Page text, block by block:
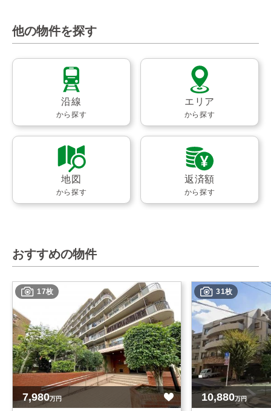
他の物件を探す
沿線
から探す
エリア
から探す
地図
から探す
返済額
から探す
おすすめの物件
17枚
7,980万円
31枚
10,880万円